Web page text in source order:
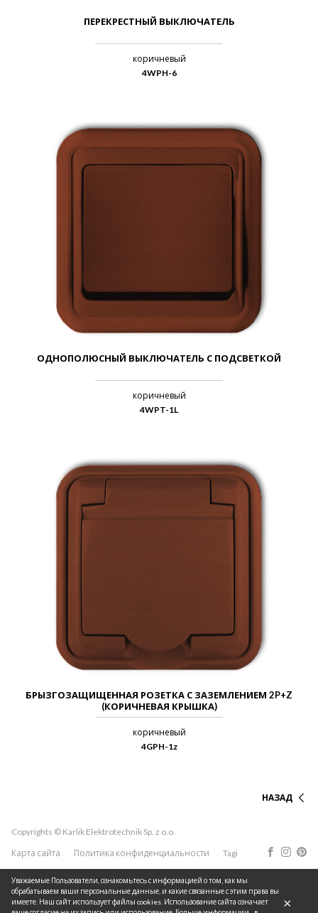
Уважаемые Пользователи, ознакомьтесь с информацией о том, как мы
обрабатываем ваши персональные данные, и какие связанные с этим права вы
имеете. Наш сайт использует файлы cookies. Использование сайта означает
ПЕРЕКРЕСТНЫЙ ВЫКЛЮЧАТЕЛЬ
коричневый
4WPH-6
ОДНОПОЛЮСНЫЙ ВЫКЛЮЧАТЕЛЬ С ПОДСВЕТКОЙ
коричневый
4WPT-1L
БРЫЗГОЗАЩИЩЕННАЯ РОЗЕТКА С ЗАЗЕМЛЕНИЕМ 2P+Z
(КОРИЧНЕВАЯ КРЫШКА)
коричневый
4GPH-1z
НАЗАД
Copyrights © Karlik Elektrotechnik Sp. z o.o.
Карта сайта
Политика конфиденциальности Tagi